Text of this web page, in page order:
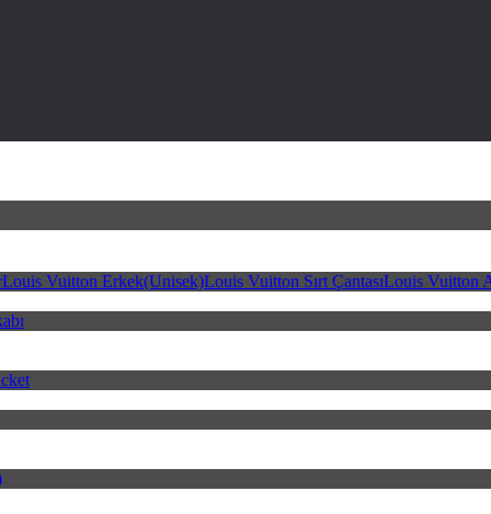
Louis Vuitton Erkek(Unisek)Louis Vuitton Sırt ÇantasıLouis Vuitton